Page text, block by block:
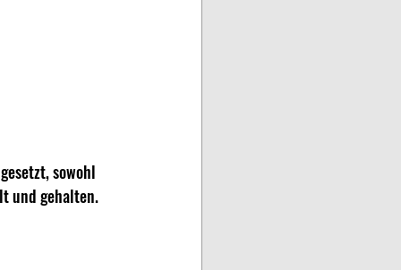
sowohl
und gehalten.